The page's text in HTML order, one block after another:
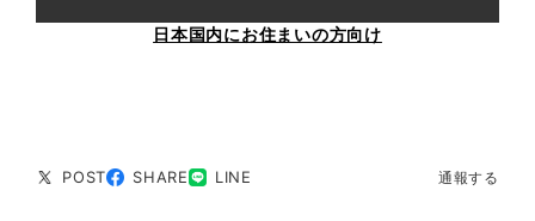
日本国内にお住まいの方向け
POST SHARE LINE 通報する